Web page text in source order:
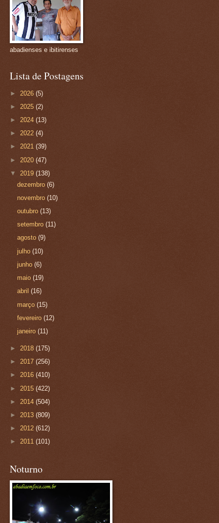
abadienses e ibitirenses
Lista de Postagens
► 2026 (5)
► 2025 (2)
► 2024 (13)
► 2022 (4)
► 2021 (39)
► 2020 (47)
▼ 2019 (138)
dezembro(6)
novembro(10)
outubro(13)
setembro(11)
agosto(9)
julho(10)
junho(6)
maio(19)
abril(16)
março(15)
fevereiro(12)
janeiro(11)
► 2018 (175)
► 2017 (256)
► 2016 (410)
► 2015 (422)
► 2014 (504)
► 2013 (809)
► 2012 (612)
► 2011 (101)
Noturno